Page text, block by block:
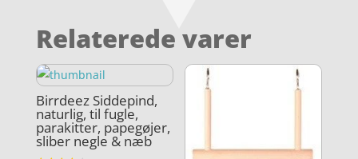
Relaterede varer
Birrdeez Siddepind,
naturlig, til fugle,
parakitter, papegøjer,
sliber negle & næb